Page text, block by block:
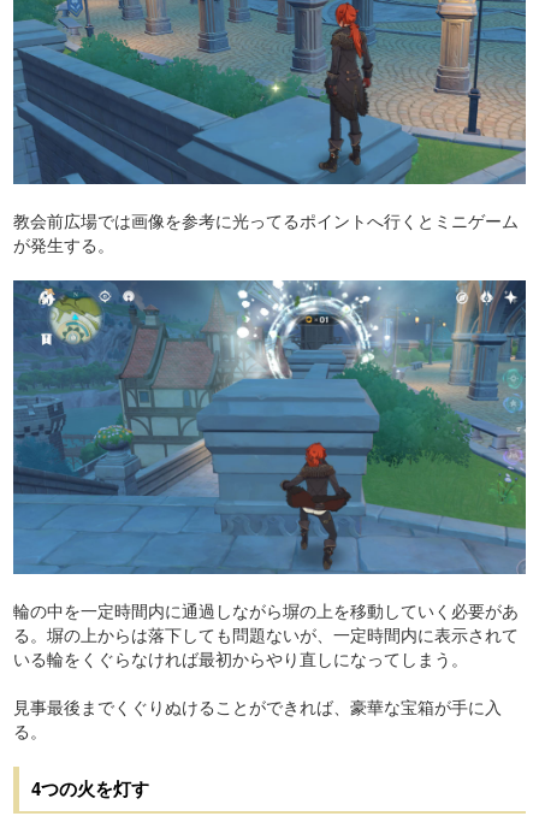
教会前広場では画像を参考に光ってるポイントへ行くとミニゲーム
が発生する。
輪の中を一定時間内に通過しながら塀の上を移動していく必要があ
る。塀の上からは落下しても問題ないが、一定時間内に表示されて
いる輪をくぐらなければ最初からやり直しになってしまう。
見事最後までくぐりぬけることができれば、豪華な宝箱が手に入
る。
4つの火を灯す